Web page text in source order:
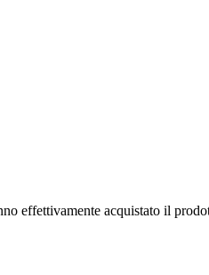
effettivamente acquistato il